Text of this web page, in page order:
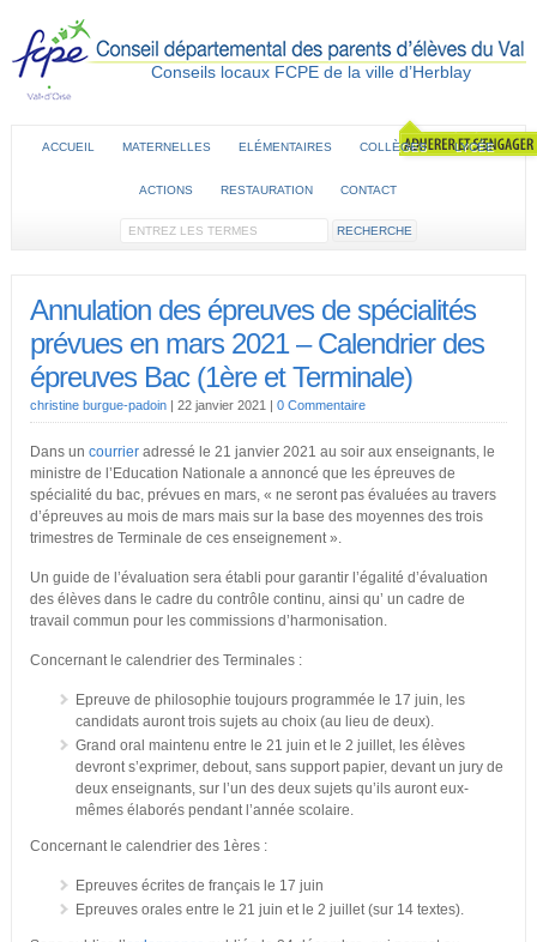
Conseils locaux FCPE de la ville d’Herblay
ACCUEIL MATERNELLES ELÉMENTAIRES COLLÈGES LYCÉE
ACTIONS RESTAURATION CONTACT
Annulation des épreuves de spécialités
prévues en mars 2021 – Calendrier des
épreuves Bac (1ère et Terminale)
christine burgue-padoin| 22 janvier 2021 | 0 Commentaire
Dans un courrieradressé le 21 janvier 2021 au soir aux enseignants, le
ministre de l’Education Nationale a annoncé que les épreuves de
spécialité du bac, prévues en mars, « ne seront pas évaluées au travers
d’épreuves au mois de mars mais sur la base des moyennes des trois
trimestres de Terminale de ces enseignement ».
Un guide de l’évaluation sera établi pour garantir l’égalité d’évaluation
des élèves dans le cadre du contrôle continu, ainsi qu’ un cadre de
travail commun pour les commissions d’harmonisation.
Concernant le calendrier des Terminales :
Epreuve de philosophie toujours programmée le 17 juin, les
candidats auront trois sujets au choix (au lieu de deux).
Grand oral maintenu entre le 21 juin et le 2 juillet, les élèves
devront s’exprimer, debout, sans support papier, devant un jury de
deux enseignants, sur l’un des deux sujets qu’ils auront eux-
mêmes élaborés pendant l’année scolaire.
Concernant le calendrier des 1ères :
Epreuves écrites de français le 17 juin
Epreuves orales entre le 21 juin et le 2 juillet (sur 14 textes).